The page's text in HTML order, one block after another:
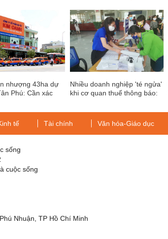
nhượng 43ha dự
Phú: Cần xác
Công ty Âu Lạc
Group
Nhiều doanh nghiệp 'té ngửa'
khi cơ quan thuế thông báo:
tế Tài chính Văn hóa-Giáo dục
sống
cuộc sống
Nhuận, TP Hồ Chí Minh